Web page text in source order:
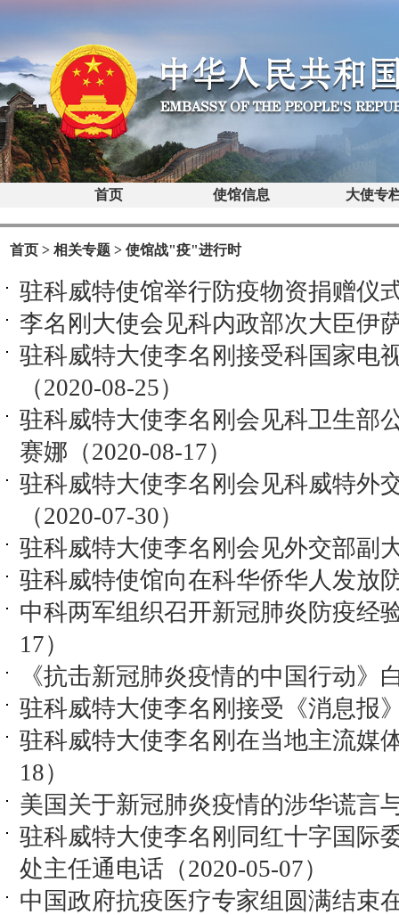
首页 使馆信息 大使专
首页 > 相关专题 > 使馆战"疫"进行时
驻科威特使馆举行防疫物资捐赠仪
李名刚大使会见科内政部次大臣伊
驻科威特大使李名刚接受科国家电
（2020-08-25）
驻科威特大使李名刚会见科卫生部
赛娜（2020-08-17）
驻科威特大使李名刚会见科威特外
（2020-07-30）
驻科威特大使李名刚会见外交部副
驻科威特使馆向在科华侨华人发放
中科两军组织召开新冠肺炎防疫经
17）
《抗击新冠肺炎疫情的中国行动》
驻科威特大使李名刚接受《消息报
驻科威特大使李名刚在当地主流媒
18）
美国关于新冠肺炎疫情的涉华谎言
驻科威特大使李名刚同红十字国际
处主任通电话（2020-05-07）
中国政府抗疫医疗专家组圆满结束